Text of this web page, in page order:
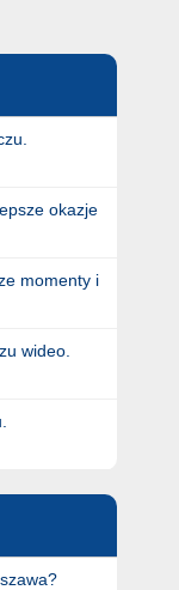
okazje
momenty i
wideo.